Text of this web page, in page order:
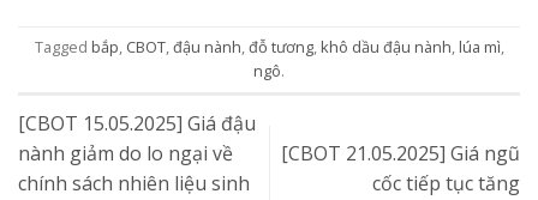
Tagged bắp, CBOT,đậu nành,đỗ tương, khô dầu đậu nành, lúa mì,
ngô.
[CBOT 15.05.2025] Giá đậu
nành giảm do lo ngại về
chính sách nhiên liệu sinh
[CBOT 21.05.2025] Giá ngũ
cốc tiếp tục tăng